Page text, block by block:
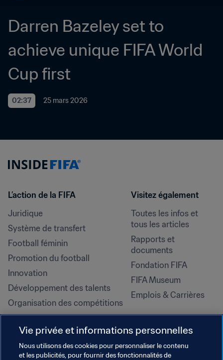
Darren Bazeley set to
achieve unique FIFA World
Cup first
02:37 25 mars 2026
L’action de la FIFA
Juridique
Système de transfert
Football féminin
Promotion du football
Innovation
Développement des talents
Organisation des compétitions
Développement durable
Droits de l'homme et lutte contre
la discrimination
Visitez également
Toutes les infos et
tous les articles
Rapports et
documents
Fondation FIFA
FIFA Museum
Emplois & Carrières
Vie privée et informations personnelles
Nous utilisons des cookies pour personnaliser le contenu
et les publicités, pour fournir des fonctionnalités de